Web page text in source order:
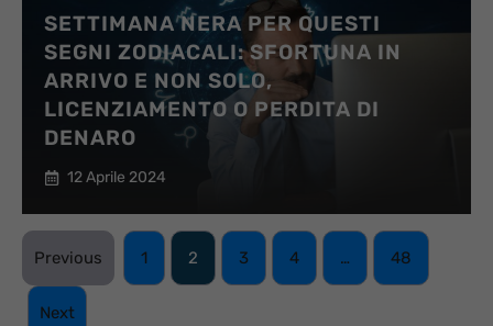
SETTIMANA NERA PER QUESTI
SEGNI ZODIACALI: SFORTUNA IN
ARRIVO E NON SOLO,
LICENZIAMENTO O PERDITA DI
DENARO
12 Aprile 2024
Previous 1 2 3 4 … 48
Next